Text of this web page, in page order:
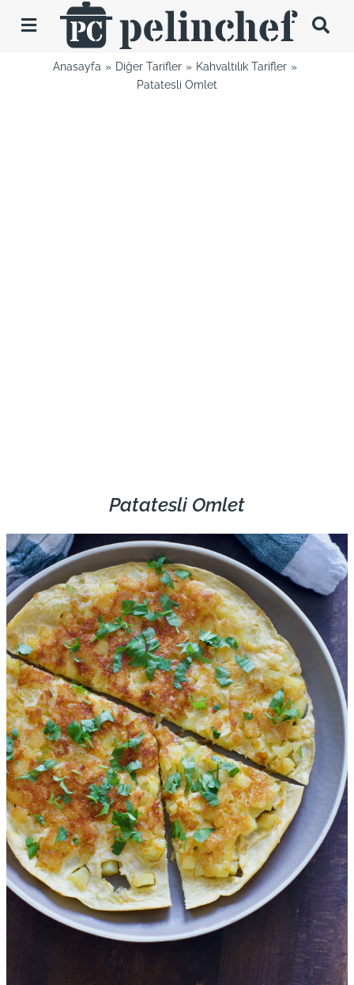
Toggle
Navigation
TariflerAnasayfa Diğer Tarifler
Kahvaltılık Tarifler
Patatesli Omlet
Patatesli Omlet